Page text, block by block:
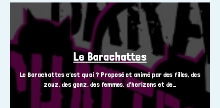
Le Barachattes
Le Barachattes c’est quoi ? Proposé et animé par des filles, des
zouz, des gonz, des femmes, d’horizons et de…